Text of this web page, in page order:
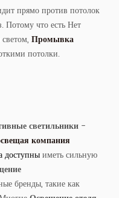
прямо против потолок
Потому что есть Нет
Промывка
потолки.
светильники -
компания
доступныиметь сильную
бренды, такие как